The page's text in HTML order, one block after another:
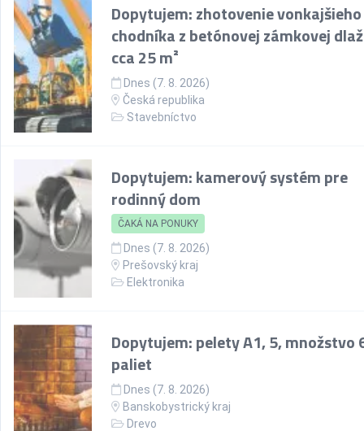
Dopytujem: zhotovenie vonkajšieho
chodníka z betónovej zámkovej
cca 25 m²
Dnes (7. 8. 2026)
Česká republika
Stavebníctvo
Dopytujem: kamerový systém pre
rodinný dom
ČAKÁ NA PONUKY
Dnes (7. 8. 2026)
Prešovský kraj
Elektronika
Dopytujem: pelety A1, 5, množstvo
paliet
Dnes (7. 8. 2026)
Banskobystrický kraj
Drevo